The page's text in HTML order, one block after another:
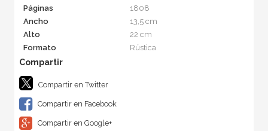
Páginas
1808
Ancho
13,5 cm
Alto
22 cm
Formato
Rústica
Compartir en Twitter
Compartir en Facebook
Compartir en Google+